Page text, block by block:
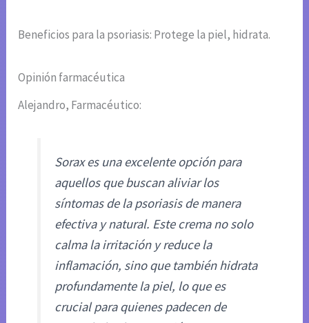
Beneficios para la psoriasis: Protege la piel, hidrata.
Opinión farmacéutica
Alejandro, Farmacéutico:
Sorax es una excelente opción para
aquellos que buscan aliviar los
síntomas de la psoriasis de manera
efectiva y natural. Este crema no solo
calma la irritación y reduce la
inflamación, sino que también hidrata
profundamente la piel, lo que es
crucial para quienes padecen de